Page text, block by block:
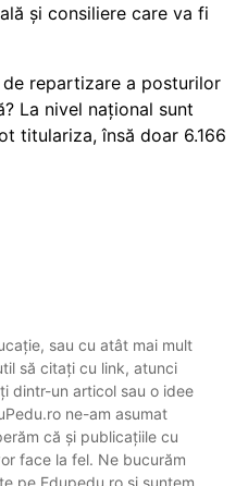
și consiliere care va fi
repartizare a posturilor
La nivel național sunt
titulariza, însă doar 6.166
sau cu atât mai mult
să citați cu link, atunci
dintr-un articol sau o idee
ne-am asumat
că și publicațiile cu
face la fel. Ne bucurăm